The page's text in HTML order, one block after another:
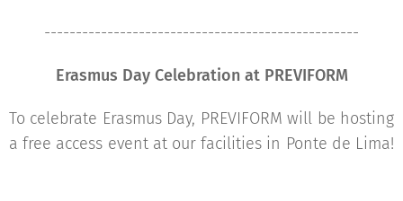
--------------------------------------------------
Erasmus Day Celebration at PREVIFORM🌍🎉
To celebrate Erasmus Day, PREVIFORM will be hosting
a free access event at our facilities in Ponte de Lima!